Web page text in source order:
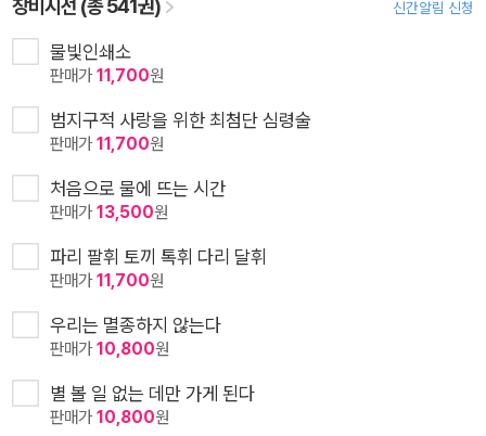
창비시선 (총 541권) 신간알림 신청
물빛인쇄소
판매가11,700원
범지구적 사랑을 위한 최첨단 심령술
판매가11,700원
처음으로 물에 뜨는 시간
판매가13,500원
파리 팔휘 토끼 톡휘 다리 달휘
판매가11,700원
우리는 멸종하지 않는다
판매가10,800원
별 볼 일 없는 데만 가게 된다
판매가10,800원